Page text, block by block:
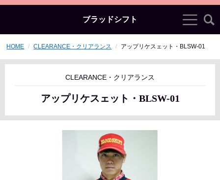
ブラッドシフト
HOME CLEARANCE・クリアランス アップリケスェット・BLSW-01
CLEARANCE・クリアランス
アップリケスェット・BLSW-01